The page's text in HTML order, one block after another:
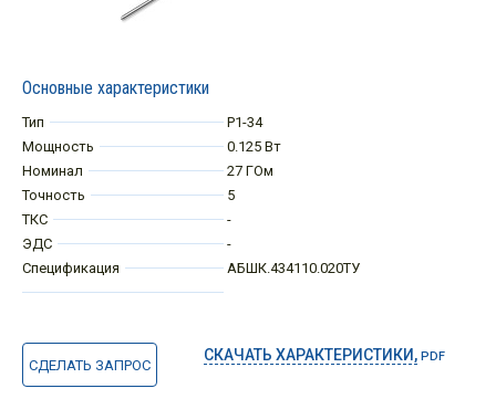
Основные характеристики
Тип
Р1-34
Мощность
0.125 Вт
Номинал
27 ГОм
Точность
5
ТКС
-
ЭДС
-
Спецификация
АБШК.434110.020ТУ
СДЕЛАТЬ ЗАПРОС
СКАЧАТЬ ХАРАКТЕРИСТИКИ, PDF